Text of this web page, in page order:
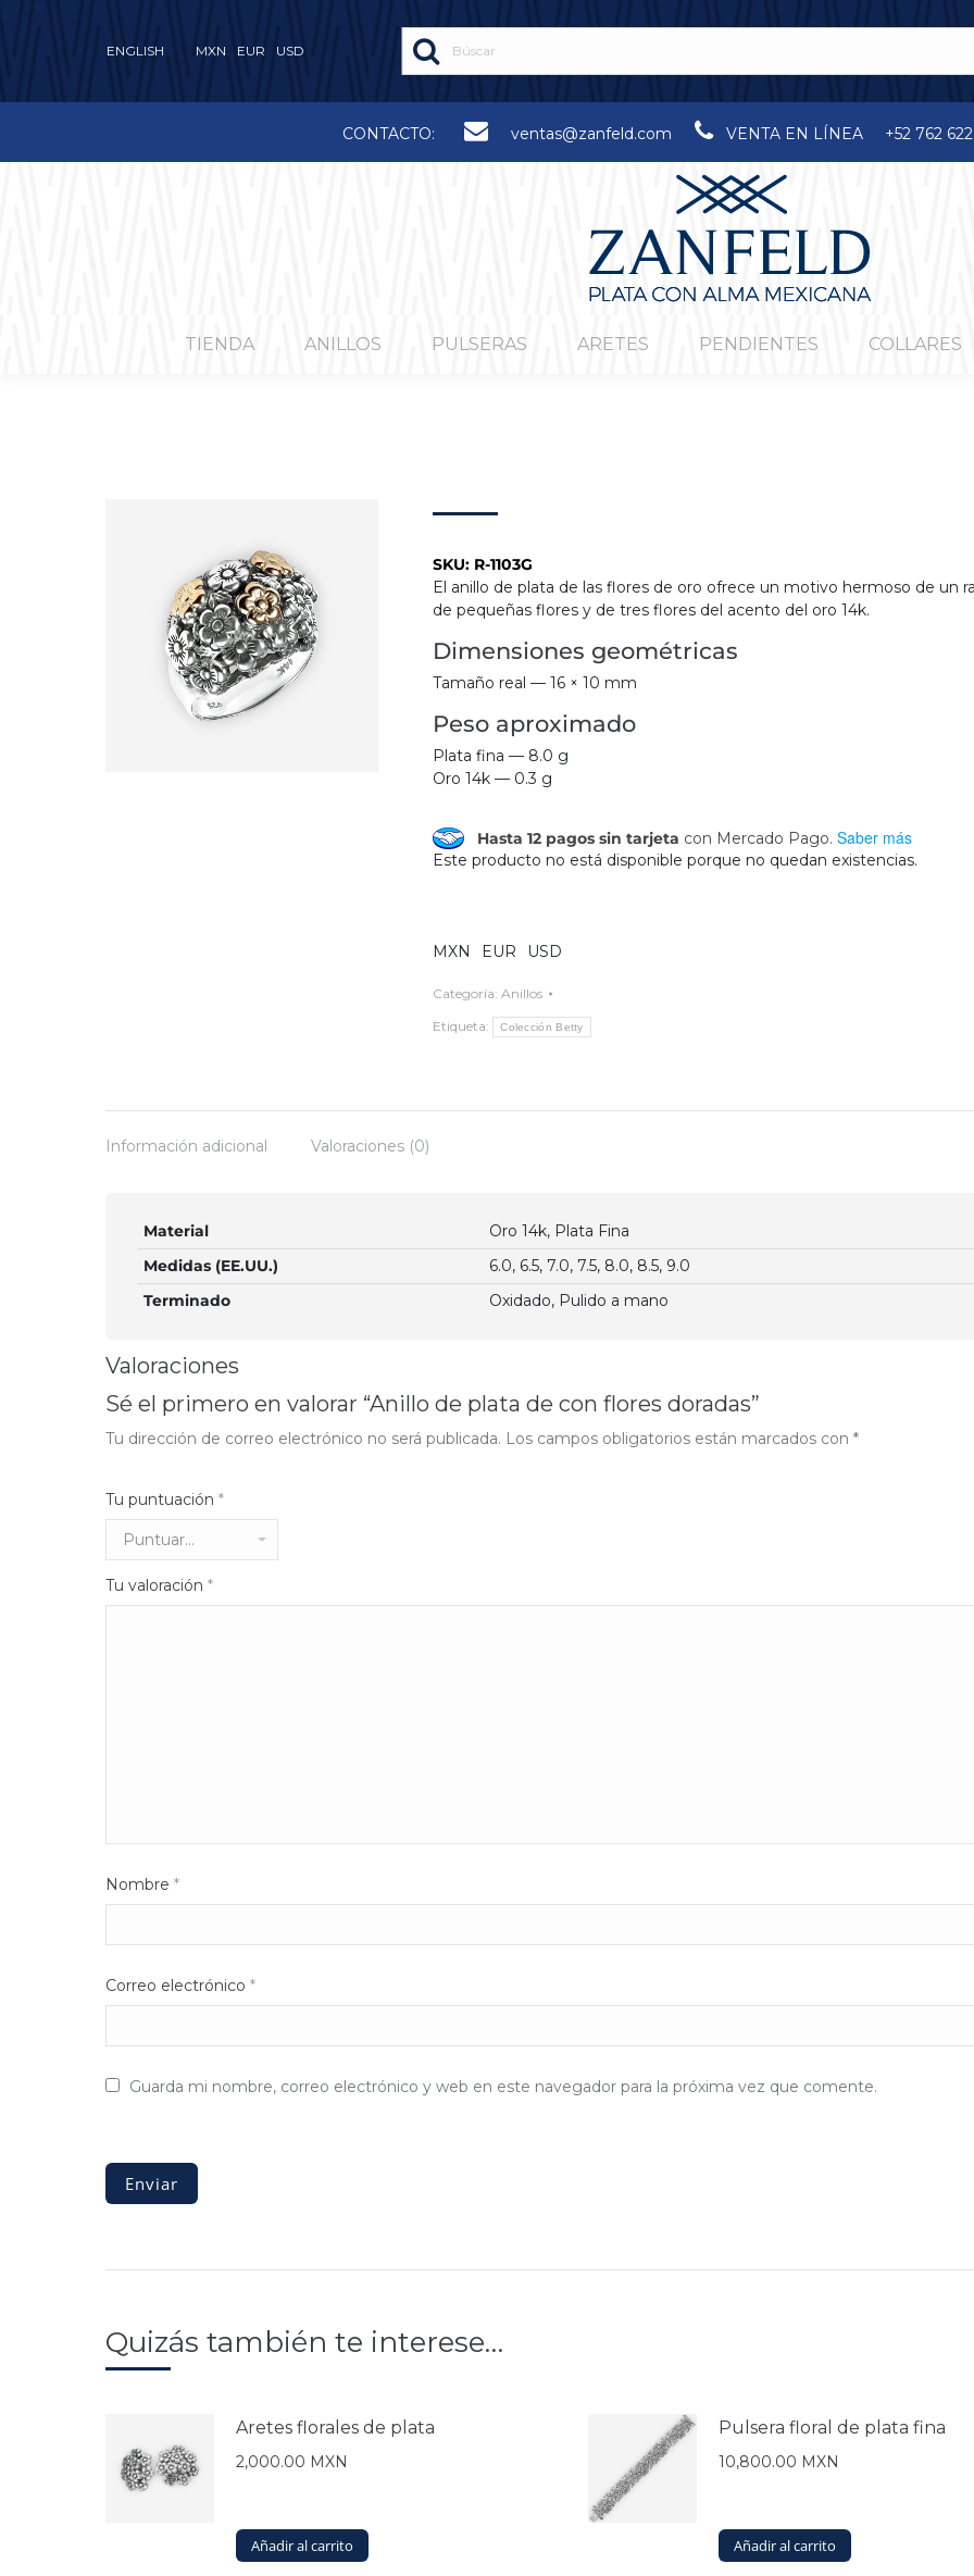
ENGLISH MXN EUR USD
CONTACTO: ventas@zanfeld.com VENTA EN LÍNEA +52 762
TIENDA ANILLOS PULSERAS ARETES PENDIENTES COLLARES
SKU: R-1103G
El anillo de plata de las flores de oro ofrece un motivo hermoso de un
de pequeñas flores y de tres flores del acento del oro 14k.
Dimensiones geométricas
Tamaño real — 16 × 10 mm
Peso aproximado
Plata fina — 8.0 g
Oro 14k — 0.3 g
Hasta 12 pagos sin tarjeta con Mercado Pago. Saber más
Este producto no está disponible porque no quedan existencias.
MXN EUR USD
Categoría:Anillos
Etiqueta:
Colección Betty
Información adicional Valoraciones (0)
Material
Oro 14k, Plata Fina
Medidas (EE.UU.)
6.0, 6.5, 7.0, 7.5, 8.0, 8.5, 9.0
Terminado
Oxidado, Pulido a mano
Valoraciones
Sé el primero en valorar “Anillo de plata de con flores doradas”
Tu dirección de correo electrónico no será publicada. Los campos obligatorios están marcados con *
Tu puntuación *
Tu valoración *
Nombre *
Correo electrónico *
Guarda mi nombre, correo electrónico y web en este navegador para la próxima vez que comente.
Quizás también te interese…
Aretes florales de plata
2,000.00 MXN
Añadir al carrito
Pulsera floral de plata fina
10,800.00 MXN
Añadir al carrito